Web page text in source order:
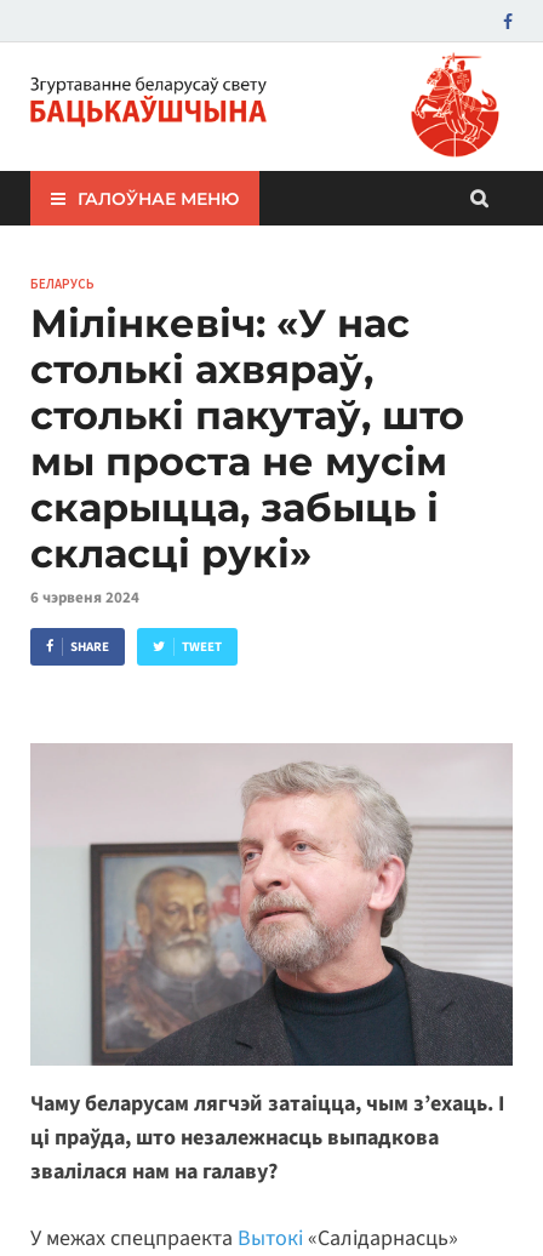
ЗБС "Бацькаўшчына"
ГАЛОЎНАЕ МЕНЮ
БЕЛАРУСЬ
Мілінкевіч: «У нас
столькі ахвяраў,
столькі пакутаў, што
мы проста не мусім
скарыцца, забыць і
скласці рукі»
6 чэрвеня 2024
SHARE TWEET
Чаму беларусам лягчэй затаіцца, чым з’ехаць. І
ці праўда, што незалежнасць выпадкова
звалілася нам на галаву?
У межах спецпраекта Вытокі«Салідарнасць»